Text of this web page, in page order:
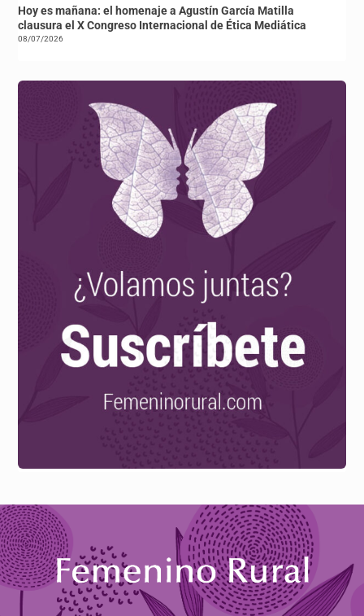
Hoy es mañana: el homenaje a Agustín García Matilla
clausura el X Congreso Internacional de Ética Mediática
08/07/2026